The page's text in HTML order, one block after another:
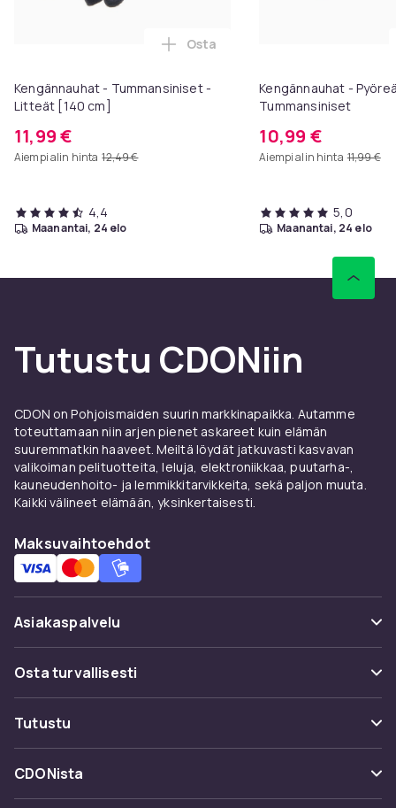
Kengännauhat - Tummansiniset -
Litteät [140 cm]
11,99 €
Aiempi alin hinta 12,49 €
Lisää Kengännauhat -
Osta
4,4
maanantai, 24 elo
Kengännauhat -
Tummansiniset
10,99 €
Aiempi alin hinta 11,99 €
5,0
maanantai, 24 elo
Tutustu CDONiin
CDON on Pohjoismaiden suurin markkinapaikka. Autamme
toteuttamaan niin arjen pienet askareet kuin elämän
suuremmatkin haaveet. Meiltä löydät jatkuvasti kasvavan
valikoiman pelituotteita, leluja, elektroniikkaa, puutarha-,
kauneudenhoito- ja lemmikkitarvikkeita, sekä paljon muuta.
Kaikki välineet elämään, yksinkertaisesti.
Maksuvaihtoehdot
Asiakaspalvelu
Usein kysyttyä (UKK)
Seuraa pakettia
Ota yhteyttä
Osta turvallisesti
Maksuvaihtoehdot
Toimitus
Tutustu
Kategoriat
Tuotemerkit
CDONista